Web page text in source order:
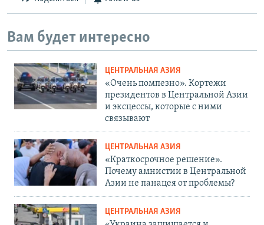
Вам будет интересно
ЦЕНТРАЛЬНАЯ АЗИЯ
«Очень помпезно». Кортежи
президентов в Центральной Азии
и эксцессы, которые с ними
связывают
ЦЕНТРАЛЬНАЯ АЗИЯ
«Краткосрочное решение».
Почему амнистии в Центральной
Азии не панацея от проблемы?
ЦЕНТРАЛЬНАЯ АЗИЯ